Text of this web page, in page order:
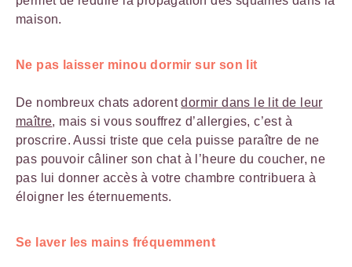
maison.
Ne pas laisser minou dormir sur son lit
De nombreux chats adorentdormir dans le lit de leur
maître, mais si vous souffrez d’allergies, c’est à
proscrire. Aussi triste que cela puisse paraître de ne
pas pouvoir câliner son chat à l’heure du coucher, ne
pas lui donner accès à votre chambre contribuera à
éloigner les éternuements.
Se laver les mains fréquemment